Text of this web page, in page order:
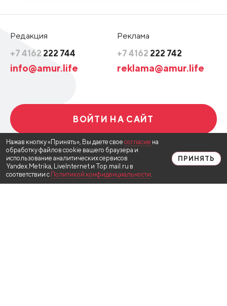
Редакция
+7 4162 222 744
info@amur.life
Реклама
+7 4162 222 742
reklama@amur.life
ВОЙТИ НА САЙТ
Нажав кнопку «Принять», Вы даете свое согласие на
обработку файлов cookie вашего браузера и
использование аналитических сервисов
Yandex.Metrika, LiveInternet и Top.mail.ru в
соответствии с Политикой конфиденциальности.
ПРИНЯТЬ